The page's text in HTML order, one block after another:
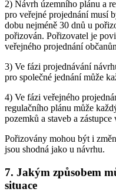
2) Návrh územního plánu a
pro veřejné projednání musí
dobu nejméně 30 dnů u
pořizován. Pořizovatel je
veřejného projednání
3) Ve fázi projednávání
pro společné jednání může
4) Ve fázi veřejného
regulačního plánu může
pozemků a staveb a
Pořizovány mohou být i
jsou shodná jako u návrhu.
7. Jakým způsobem
situace